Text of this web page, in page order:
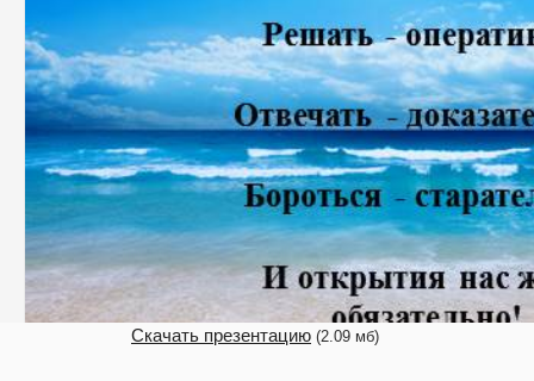
Скачать презентацию (2.09 мб)